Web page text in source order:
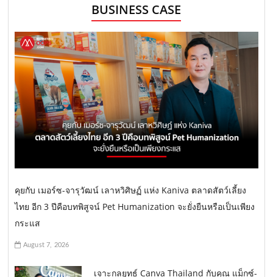
BUSINESS CASE
คุยกับ เมอร์ซ-จารุวัฒน์ เลาหวิศิษฏ์ แห่ง Kaniva ตลาดสัตว์เลี้ยง
ไทย อีก 3 ปีคือบทพิสูจน์ Pet Humanization จะยั่งยืนหรือเป็นเพียง
กระแส
August 7, 2026
เจาะกลยุทธ์ Canva Thailand กับคุณ แม็กซ์-